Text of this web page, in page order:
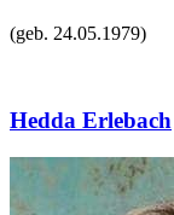
(geb. 24.05.1979)
Hedda Erlebach